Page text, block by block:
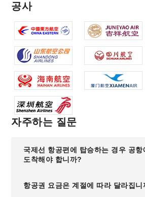
공사
자주하는 질문
국제선 항공편에 탑승하는 경우 공항
도착해야 합니까?
항공권 요금은 계절에 따라 달라집니